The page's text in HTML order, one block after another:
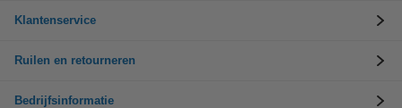
Klantenservice
Ruilen en retourneren
Bedrijfsinformatie